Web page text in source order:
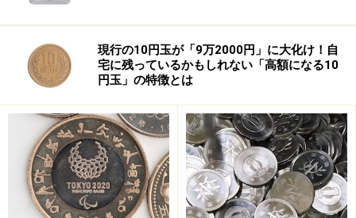
最も基本的な家族手当は、2人以上の子ども（20歳未
現行の10円玉が「9万2000円」に大化け！自
宅に残っているかもしれない「高額になる10
円玉」の特徴とは